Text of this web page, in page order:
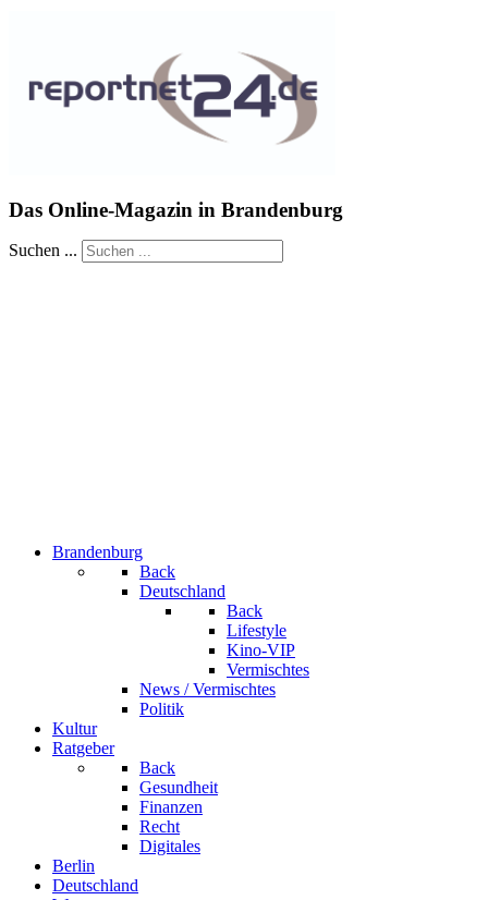
Das Online-Magazin in Brandenburg
Suchen ...
Brandenburg
Back
Deutschland
Back
Lifestyle
Kino-VIP
Vermischtes
News / Vermischtes
Politik
Kultur
Ratgeber
Back
Gesundheit
Finanzen
Recht
Digitales
Berlin
Deutschland